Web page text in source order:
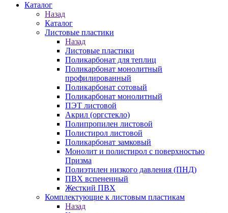
Каталог
Назад
Каталог
Листовые пластики
Назад
Листовые пластики
Поликарбонат для теплиц
Поликарбонат монолитный
профилированный
Поликарбонат сотовый
Поликарбонат монолитный
ПЭТ листовой
Акрил (оргстекло)
Полипропилен листовой
Полистирол листовой
Поликарбонат замковый
Монолит и полистирол с поверхностью
Призма
Полиэтилен низкого давления (ПНД)
ПВХ вспененный
Жесткий ПВХ
Комплектующие к листовым пластикам
Назад